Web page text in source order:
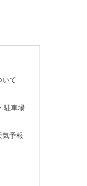
いて
駐車場
気予報